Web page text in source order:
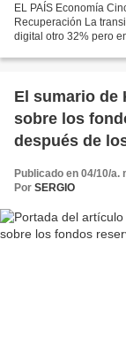
EL PAÍS Economía
Recuperación La
digital otro 32% pero
El sumario de
sobre los
después de
Publicado en 04/10/a.
Por SERGIO